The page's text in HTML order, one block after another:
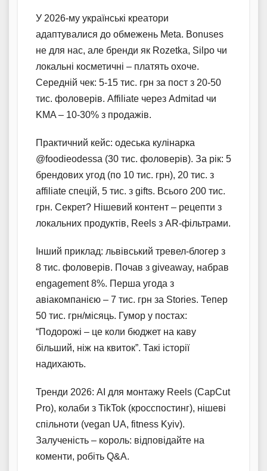
У 2026-му українські креатори
адаптувалися до обмежень Meta. Bonuses
не для нас, але бренди як Rozetka, Silpo чи
локальні косметичні – платять охоче.
Середній чек: 5-15 тис. грн за пост з 20-50
тис. фоловерів. Affiliate через Admitad чи
KMA – 10-30% з продажів.
Практичний кейс: одеська кулінарка
@foodieodessa (30 тис. фоловерів). За рік: 5
брендових угод (по 10 тис. грн), 20 тис. з
affiliate спецій, 5 тис. з gifts. Всього 200 тис.
грн. Секрет? Нішевий контент – рецепти з
локальних продуктів, Reels з AR-фільтрами.
Інший приклад: львівський тревел-блогер з
8 тис. фоловерів. Почав з giveaway, набрав
engagement 8%. Перша угода з
авіакомпанією – 7 тис. грн за Stories. Тепер
50 тис. грн/місяць. Гумор у постах:
“Подорожі – це коли бюджет на каву
більший, ніж на квиток”. Такі історії
надихають.
Тренди 2026: AI для монтажу Reels (CapCut
Pro), колаби з TikTok (кросспостинг), нішеві
спільноти (vegan UA, fitness Kyiv).
Залученість – король: відповідайте на
коменти, робіть Q&A.